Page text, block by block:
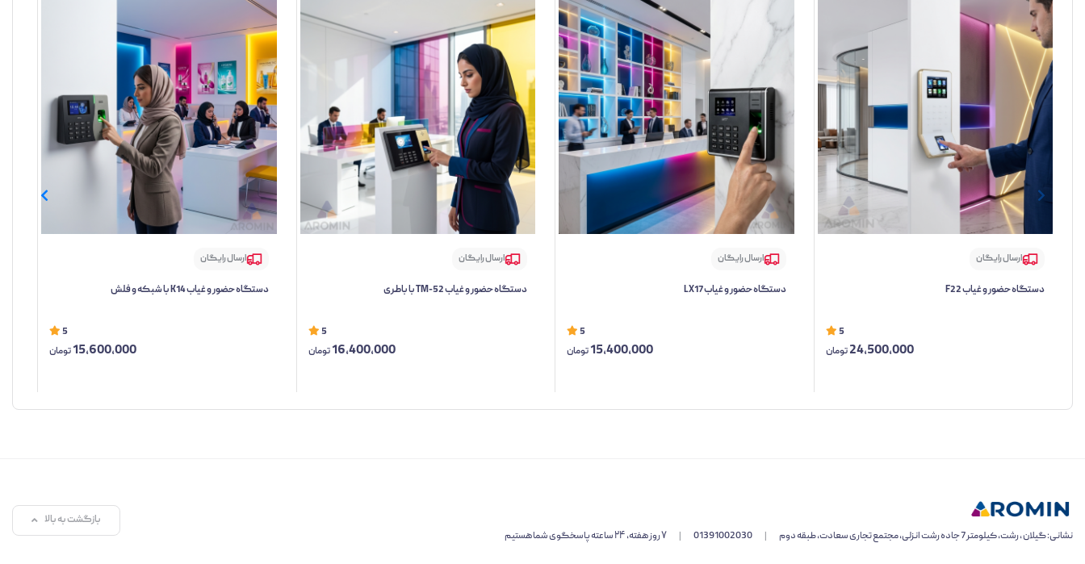
ارسال رایگان
دستگاه حضور و غیاب F22
5
24,500,000 تومان
ارسال رایگان
دستگاه حضور و غیاب LX17
5
15,400,000تومان
ارسال رایگان
دستگاه حضور و غیاب TM-52 با باطری
5
16,400,000 تومان
ارسال رایگان
دستگاه حضور و غیاب K14 با شبکه و فلش
5
15,600,000تومان
نشانی: گیلان ، رشت، کیلومتر 7 جاده رشت انزلی، مجتمع تجاری سعادت، طبقه دوم |
01391002030
| ۷ روز هفته، ۲۴ ساعته پاسخگوی شما هستیم
بازگشت به بالا